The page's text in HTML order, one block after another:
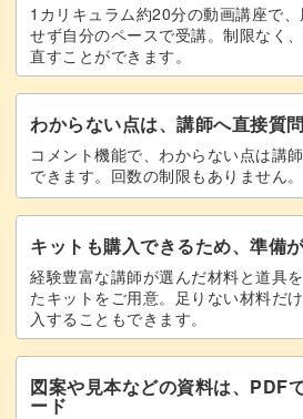
1カリキュラム約20分の動画講座で、
せず自分のペースで受講。制限なく
直すことができます。
わからない点は、講師へ直接質問
コメント機能で、わからない点は講
できます。回数の制限もありません。
キットも購入できるため、準備
経験豊富な講師が選んだ材料と道具
たキットをご用意。足りない材料だ
入することもできます。
図案や見本などの資料は、PDF
ード